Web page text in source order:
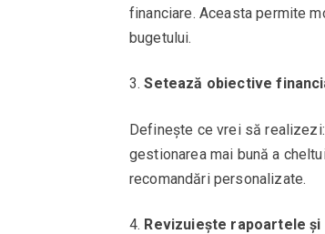
financiare. Aceasta permite
bugetului.
Setează obiective
Definește ce vrei să
gestionarea mai bună a
recomandări personalizate.
Revizuiește rapoartele și